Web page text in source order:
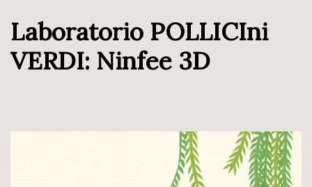
Laboratorio POLLICIni
VERDI: Ninfee 3D